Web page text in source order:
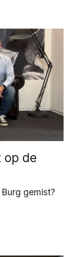
op de
gemist?